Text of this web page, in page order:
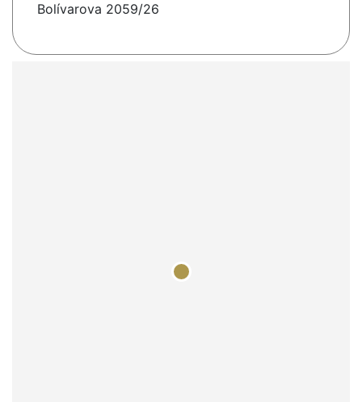
Bolívarova 2059/26